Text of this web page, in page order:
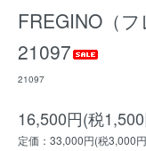
FREGINO（
21097
21097
16,500円(税
定価：33,000円(税3,000